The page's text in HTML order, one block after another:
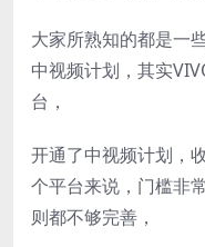
大家所熟知的都是一
中视频计划，其实
台，
开通了中视频计划，
个平台来说，门槛非
则都不够完善，